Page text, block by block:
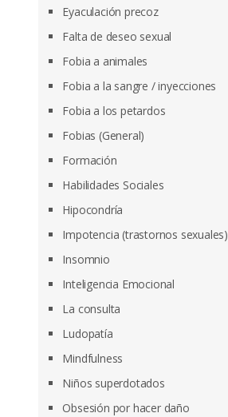
Eyaculación precoz
Falta de deseo sexual
Fobia a animales
Fobia a la sangre / inyecciones
Fobia a los petardos
Fobias (General)
Formación
Habilidades Sociales
Hipocondría
Impotencia (trastornos sexuales)
Insomnio
Inteligencia Emocional
La consulta
Ludopatía
Mindfulness
Niños superdotados
Obsesión por hacer daño